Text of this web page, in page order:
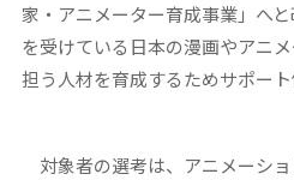
家・アニメーター育成事業」へ
を受けている日本の漫画やアニ
担う人材を育成するためサポート
対象者の選考は、アニメーシ